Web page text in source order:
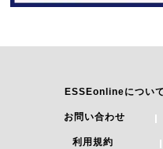
ESSEonlineについて
お問い合わせ
利用規約